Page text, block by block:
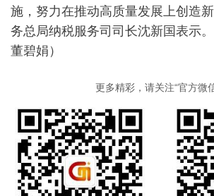
施，努力在推动高质量发展上创造
务总局纳税服务司司长沈新国表示
董碧娟）
更多精彩，请关注“官方微